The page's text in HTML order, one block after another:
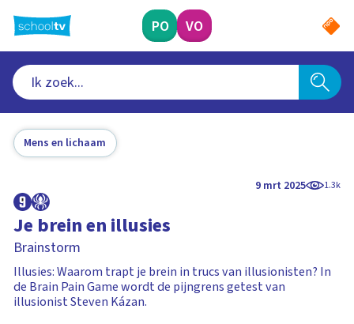
naar
hoofdinhoud
PO VO
Mens en lichaam
9 mrt 2025 1.3k
Je brein en illusies
Brainstorm
Illusies: Waarom trapt je brein in trucs van illusionisten? In
de Brain Pain Game wordt de pijngrens getest van
illusionist Steven Kázan.